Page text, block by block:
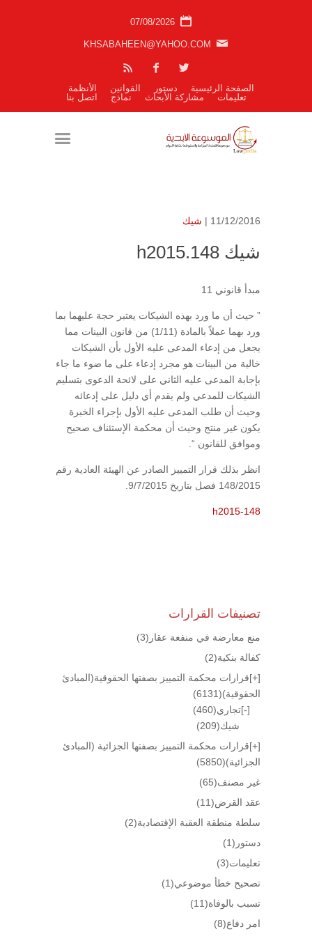
07/08/2026
KHSABAHEEN@YAHOO.COM
الصفحة الرئيسية دستور القوانين
الأنظمة
تعليمات
مشاركة الأبحاث نماذج اتصل بنا
11/12/2016 | شيك
شيك h2015.148
مبدأ قانوني 11
” حيث أن ما ورد بهذه الشيكات يعتبر حجة عليهما بما
ورد بهما عملاً بالمادة (1/11) من قانون البينات مما
يجعل من إدعاء المدعى عليه الأول بأن الشيكات
خالية من البينات هو مجرد إدعاء على ما ضوء ما جاء
بإجابة المدعى عليه الثاني على لائحة الدعوى بتسليم
الشيكات للمدعي ولم يقدم أي دليل على إدعائه
وحيث أن طلب المدعى عليه الأول بإجراء الخبرة
يكون غير منتج وحيث أن محكمة الإستئناف صحيح
وموافق للقانون “.
انظر بذلك قرار التمييز الصادر عن الهيئة العادية رقم
148/2015 فصل بتاريخ 9/7/2015.
h2015-148
تصنيفات القرارات
منع معارضة في منفعة عقار (3)
كفالة بنكية(2)
[+]قرارات محكمة التمييز بصفتها الحقوقية(المبادئ
الحقوقية)(6131)
[-]تجاري(460)
شيك(209)
[+]قرارات محكمة التمييز بصفتها الجزائية (المبادئ
الجزائية)(5850)
غير مصنف(65)
عقد القرض(11)
سلطة منطقة العقبة الإقتصادية(2)
دستور (1)
تعليمات(3)
تصحيح خطأ موضوعي(1)
تسبب بالوفاة(11)
امر دفاع(8)